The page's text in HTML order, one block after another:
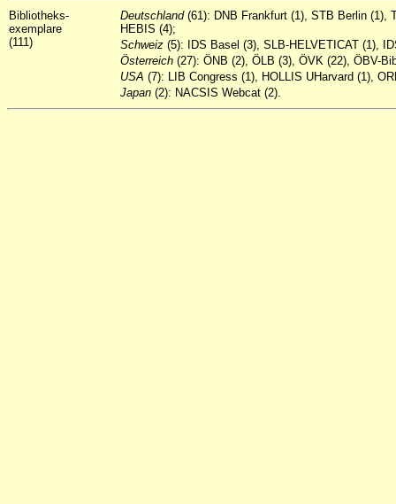
Bibliotheks-
exemplare
(111)
Deutschland (61): DNB Frankfurt (1), STB Berlin (1),
HEBIS (4);
Schweiz (5): IDS Basel (3), SLB-HELVETICAT (1),
Österreich (27): ÖNB (2), ÖLB (3), ÖVK (22), ÖBV-
USA (7): LIB Congress (1), HOLLIS UHarvard (1),
Japan (2): NACSIS Webcat (2).